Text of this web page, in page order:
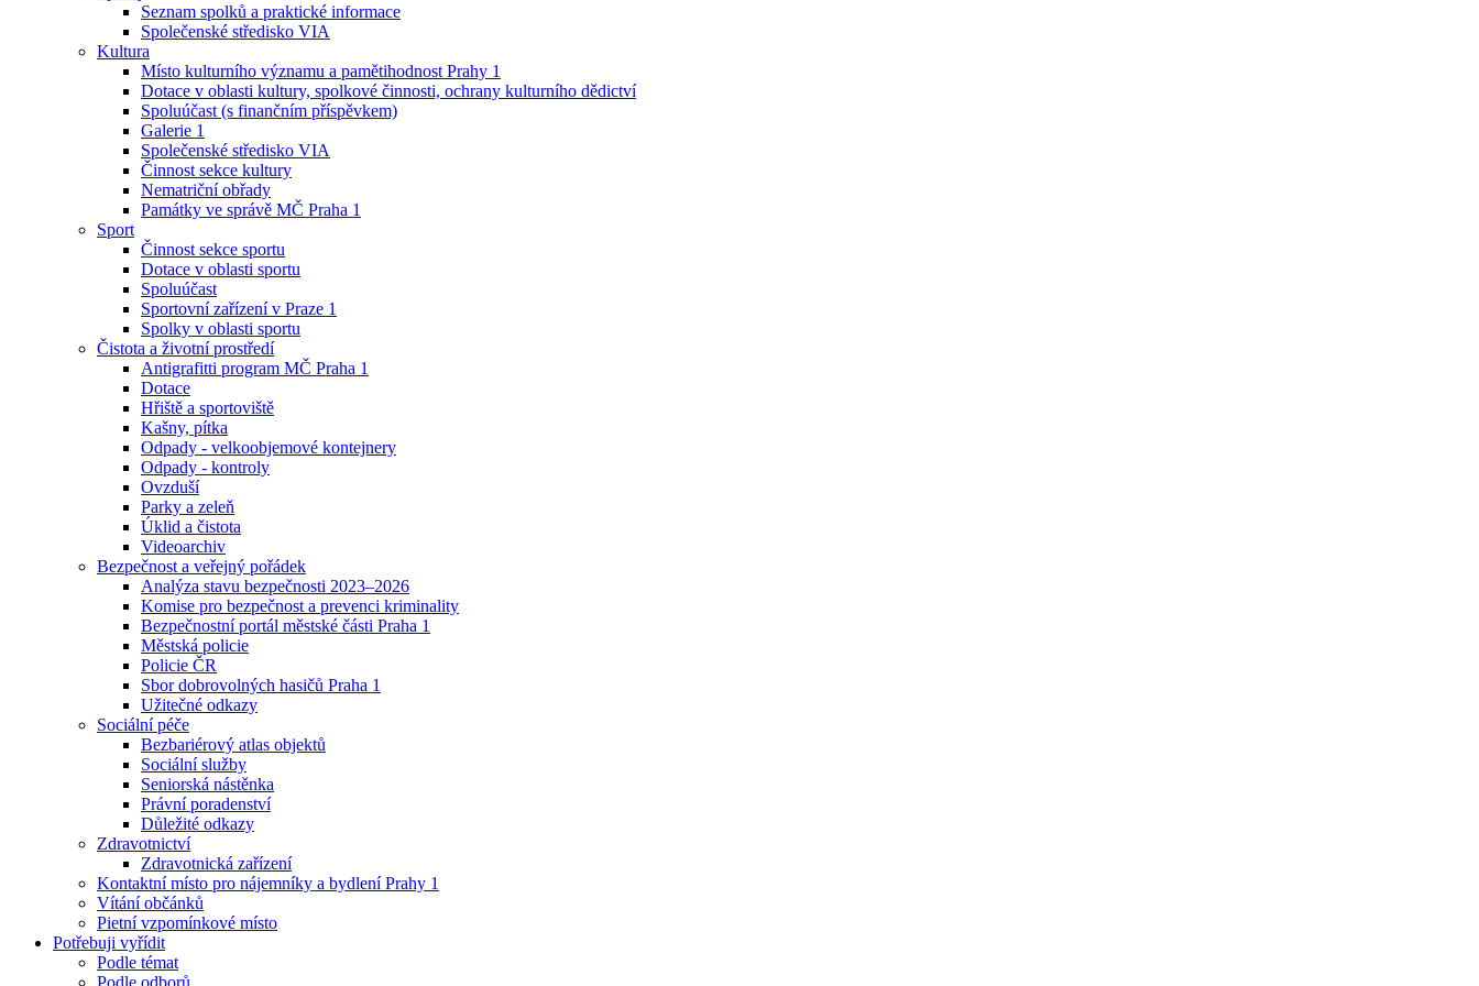
Seznam spolků a praktické informace
Společenské středisko VIA
Kultura
Místo kulturního významu a pamětihodnost Prahy 1
Dotace v oblasti kultury, spolkové činnosti, ochrany kulturního dědictví
Spoluúčast (s finančním příspěvkem)
Galerie 1
Společenské středisko VIA
Činnost sekce kultury
Nematriční obřady
Památky ve správě MČ Praha 1
Sport
Činnost sekce sportu
Dotace v oblasti sportu
Spoluúčast
Sportovní zařízení v Praze 1
Spolky v oblasti sportu
Čistota a životní prostředí
Antigrafitti program MČ Praha 1
Dotace
Hřiště a sportoviště
Kašny, pítka
Odpady - velkoobjemové kontejnery
Odpady - kontroly
Ovzduší
Parky a zeleň
Úklid a čistota
Videoarchiv
Bezpečnost a veřejný pořádek
Analýza stavu bezpečnosti 2023–2026
Komise pro bezpečnost a prevenci kriminality
Bezpečnostní portál městské části Praha 1
Městská policie
Policie ČR
Sbor dobrovolných hasičů Praha 1
Užitečné odkazy
Sociální péče
Bezbariérový atlas objektů
Sociální služby
Seniorská nástěnka
Právní poradenství
Důležité odkazy
Zdravotnictví
Zdravotnická zařízení
Kontaktní místo pro nájemníky a bydlení Prahy 1
Vítání občánků
Pietní vzpomínkové místo
Potřebuji vyřídit
Podle témat